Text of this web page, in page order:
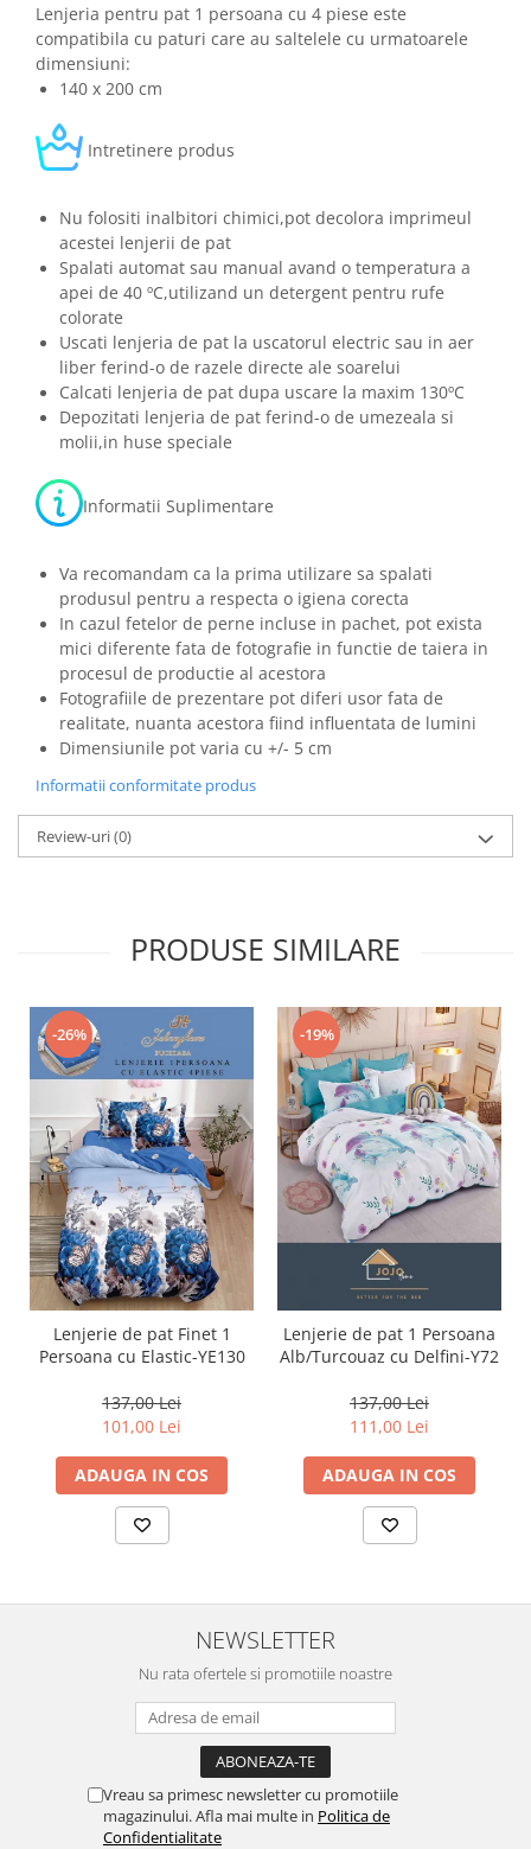
Lenjeria pentru pat 1 persoana cu 4 piese este
compatibila cu paturi care au saltelele cu urmatoarele
dimensiuni:
140 x 200 cm
Intretinere produs
Nu folositi inalbitori chimici,pot decolora imprimeul
acestei lenjerii de pat
Spalati automat sau manual avand o temperatura a
apei de 40 ºC,utilizand un detergent pentru rufe
colorate
Uscati lenjeria de pat la uscatorul electric sau in aer
liber ferind-o de razele directe ale soarelui
Calcati lenjeria de pat dupa uscare la maxim 130ºC
Depozitati lenjeria de pat ferind-o de umezeala si
molii,in huse speciale
Informatii Suplimentare
Va recomandam ca la prima utilizare sa spalati
produsul pentru a respecta o igiena corecta
In cazul fetelor de perne incluse in pachet, pot exista
mici diferente fata de fotografie in functie de taiera in
procesul de productie al acestora
Fotografiile de prezentare pot diferi usor fata de
realitate, nuanta acestora fiind influentata de lumini
Dimensiunile pot varia cu +/- 5 cm
Informatii conformitate produs
Review-uri(0)
PRODUSE SIMILARE
-26%
Lenjerie de pat Finet 1
Persoana cu Elastic-YE130
137,00 Lei
101,00 Lei
ADAUGA IN COS
-19%
Lenjerie de pat 1 Persoana
Alb/Turcouaz cu Delfini-Y72
137,00 Lei
111,00 Lei
ADAUGA IN COS
NEWSLETTER
Nu rata ofertele si promotiile noastre
Vreau sa primesc newsletter cu promotiile
magazinului. Afla mai multe in Politica de
Confidentialitate